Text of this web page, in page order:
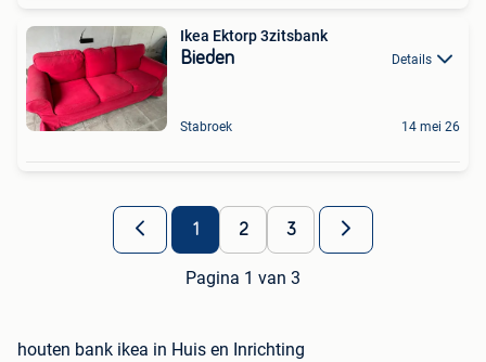
Ikea Ektorp 3zitsbank
Bieden Details
Stabroek 14 mei 26
1 2 3
Pagina 1 van 3
houten bank ikea in Huis en Inrichting